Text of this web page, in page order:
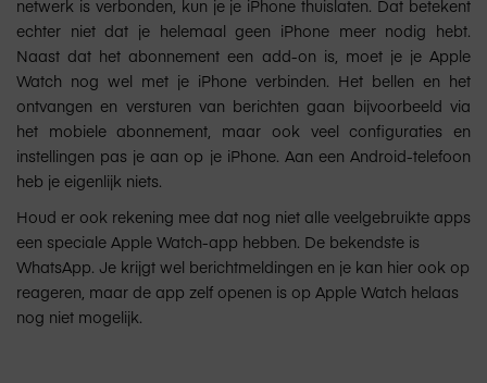
netwerk is verbonden, kun je je iPhone thuislaten. Dat betekent
echter niet dat je helemaal geen iPhone meer nodig hebt.
Naast dat het abonnement een add-on is, moet je je Apple
Watch nog wel met je iPhone verbinden. Het bellen en het
ontvangen en versturen van berichten gaan bijvoorbeeld via
het mobiele abonnement, maar ook veel configuraties en
instellingen pas je aan op je iPhone. Aan een Android-telefoon
heb je eigenlijk niets.
Houd er ook rekening mee dat nog niet alle veelgebruikte apps
een speciale Apple Watch-app hebben. De bekendste is
WhatsApp. Je krijgt wel berichtmeldingen en je kan hier ook op
reageren, maar de app zelf openen is op Apple Watch helaas
nog niet mogelijk.